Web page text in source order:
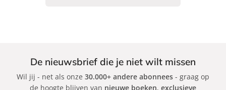
De nieuwsbrief die je niet wilt missen
Wil jij - net als onze 30.000+ andere abonnees- graag op
de hoogte blijven van nieuwe boeken, exclusieve